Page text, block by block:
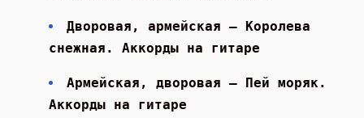
Дворовая, армейская — Королева
снежная. Аккорды на гитаре
Армейская, дворовая — Пей моряк.
Аккорды на гитаре